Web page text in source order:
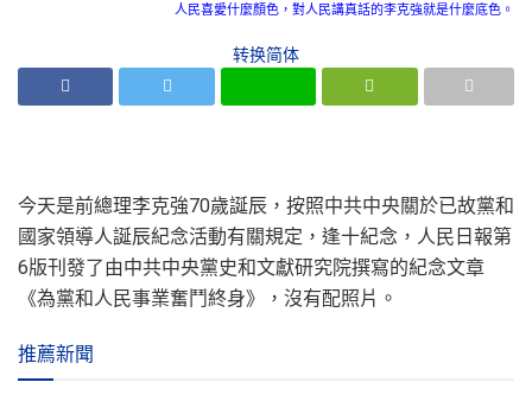
人民喜愛什麼顏色，對人民講真話的李克強就是什麼底色。
转换简体
今天是前總理李克強70歲誕辰，按照中共中央關於已故黨和
國家領導人誕辰紀念活動有關規定，逢十紀念，人民日報第
6版刊發了由中共中央黨史和文獻研究院撰寫的紀念文章
《為黨和人民事業奮鬥終身》，沒有配照片。
推薦新聞